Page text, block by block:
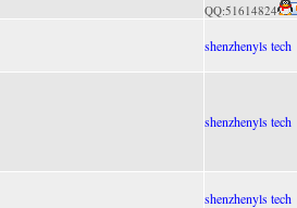
QQ:51614824
shenzhenyls tech
shenzhenyls tech
shenzhenyls tech